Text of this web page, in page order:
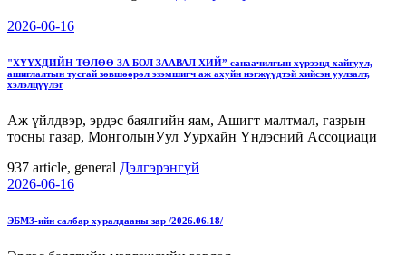
2026-06-16
"ХҮҮХДИЙН ТӨЛӨӨ ЗА БОЛ ЗААВАЛ ХИЙ” санаачилгын хүрээнд хайгуул,
ашиглалтын тусгай зөвшөөрөл эзэмшигч аж ахуйн нэгжүүдтэй хийсэн уулзалт,
хэлэлцүүлэг
Аж үйлдвэр, эрдэс баялгийн яам, Ашигт малтмал, газрын
тосны газар, МонголынУул Уурхайн Үндэсний Ассоциаци
937 article, general Дэлгэрэнгүй
2026-06-16
ЭБМЗ-ийн салбар хуралдааны зар /2026.06.18/